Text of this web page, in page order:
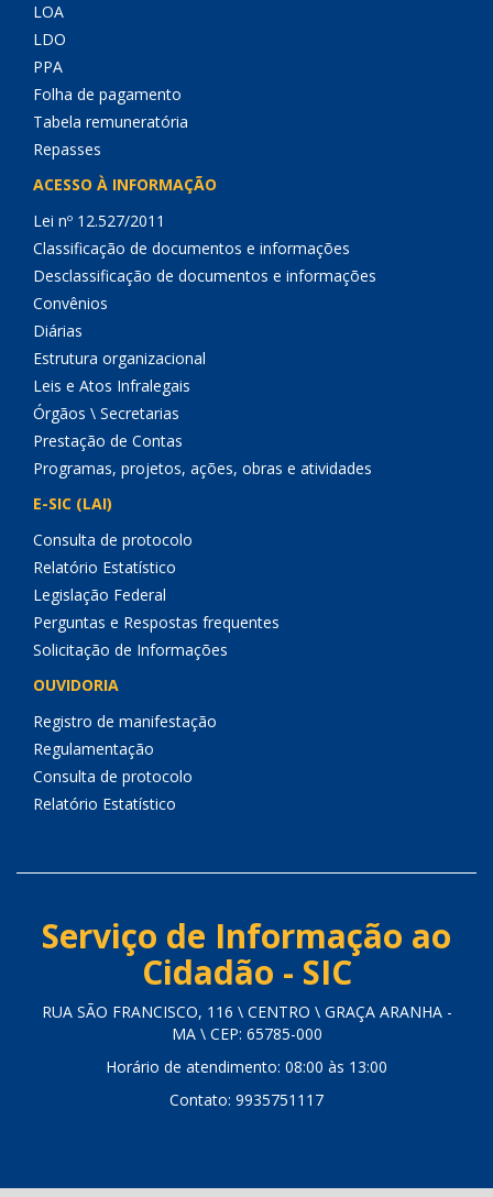
LOA
LDO
PPA
Folha de pagamento
Tabela remuneratória
Repasses
ACESSO À INFORMAÇÃO
Lei nº 12.527/2011
Classificação de documentos e informações
Desclassificação de documentos e informações
Convênios
Diárias
Estrutura organizacional
Leis e Atos Infralegais
Órgãos \ Secretarias
Prestação de Contas
Programas, projetos, ações, obras e atividades
E-SIC (LAI)
Consulta de protocolo
Relatório Estatístico
Legislação Federal
Perguntas e Respostas frequentes
Solicitação de Informações
OUVIDORIA
Registro de manifestação
Regulamentação
Consulta de protocolo
Relatório Estatístico
Serviço de Informação ao
Cidadão - SIC
RUA SÃO FRANCISCO, 116 \ CENTRO \ GRAÇA ARANHA -
MA \ CEP: 65785-000
Horário de atendimento: 08:00 às 13:00
Contato: 9935751117